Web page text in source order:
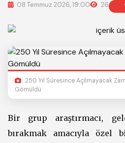
08 Temmuz 2026, 19:00 26
250 Yıl Süresince Açılmayacak
Gömüldü
Bir grup araştırmacı,
bırakmak amacıyla özel